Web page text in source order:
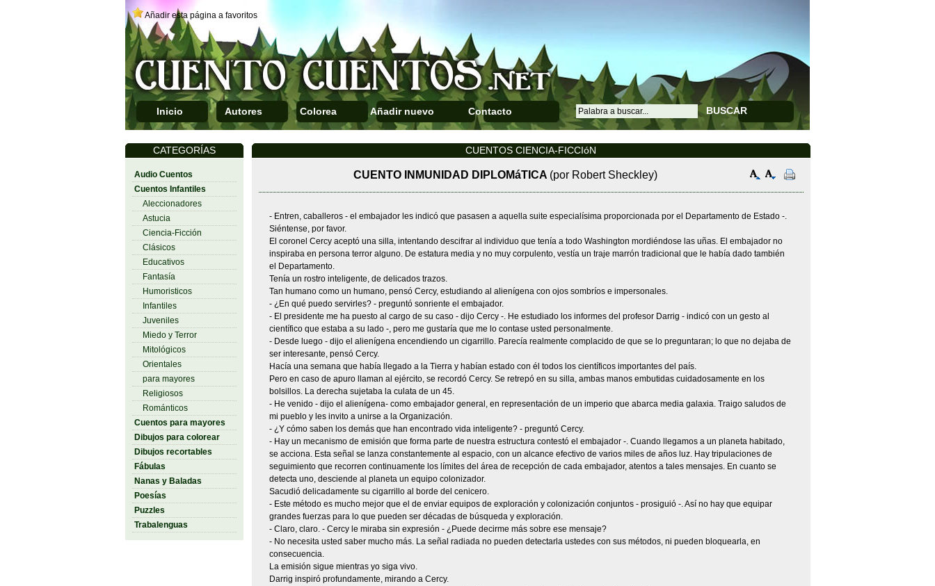
Añadir esta página a favoritos
Inicio Autores Colorea Añadir nuevo Contacto BUSCAR
CATEGORÍAS
Audio Cuentos
Cuentos Infantiles
Aleccionadores
Astucia
Ciencia-Ficción
Clásicos
Educativos
Fantasía
Humoristicos
Infantiles
Juveniles
Miedo y Terror
Mitológicos
Orientales
para mayores
Religiosos
Románticos
Cuentos para mayores
Dibujos para colorear
Dibujos recortables
Fábulas
Nanas y Baladas
Poesías
Puzzles
Trabalenguas
CUENTOS CIENCIA-FICCIóN
CUENTO INMUNIDAD DIPLOMáTICA (por Robert Sheckley)
- Entren, caballeros - el embajador les indicó que pasasen a aquella suite especialísima proporcionada por el Departamento de Estado -.
Siéntense, por favor.
El coronel Cercy aceptó una silla, intentando descifrar al individuo que tenía a todo Washington mordiéndose las uñas. El embajador no
inspiraba en persona terror alguno. De estatura media y no muy corpulento, vestía un traje marrón tradicional que le había dado también
el Departamento.
Tenía un rostro inteligente, de delicados trazos.
Tan humano como un humano, pensó Cercy, estudiando al alienígena con ojos sombríos e impersonales.
- ¿En qué puedo servirles? - preguntó sonriente el embajador.
- El presidente me ha puesto al cargo de su caso - dijo Cercy -. He estudiado los informes del profesor Darrig - indicó con un gesto al
científico que estaba a su lado -, pero me gustaría que me lo contase usted personalmente.
- Desde luego - dijo el alienígena encendiendo un cigarrillo. Parecía realmente complacido de que se lo preguntaran; lo que no dejaba de
ser interesante, pensó Cercy.
Hacía una semana que había llegado a la Tierra y habían estado con él todos los científicos importantes del país.
Pero en caso de apuro llaman al ejército, se recordó Cercy. Se retrepó en su silla, ambas manos embutidas cuidadosamente en los
bolsillos. La derecha sujetaba la culata de un 45.
- He venido - dijo el alienígena- como embajador general, en representación de un imperio que abarca media galaxia. Traigo saludos de
mi pueblo y les invito a unirse a la Organización.
- ¿Y cómo saben los demás que han encontrado vida inteligente? - preguntó Cercy.
- Hay un mecanismo de emisión que forma parte de nuestra estructura contestó el embajador -. Cuando llegamos a un planeta habitado,
se acciona. Esta señal se lanza constantemente al espacio, con un alcance efectivo de varios miles de años luz. Hay tripulaciones de
seguimiento que recorren continuamente los límites del área de recepción de cada embajador, atentos a tales mensajes. En cuanto se
detecta uno, desciende al planeta un equipo colonizador.
Sacudió delicadamente su cigarrillo al borde del cenicero.
- Este método es mucho mejor que el de enviar equipos de exploración y colonización conjuntos - prosiguió -. Así no hay que equipar
grandes fuerzas para lo que pueden ser décadas de búsqueda y exploración.
- Claro, claro. - Cercy le miraba sin expresión - ¿Puede decirme más sobre ese mensaje?
- No necesita usted saber mucho más. La señal radiada no pueden detectarla ustedes con sus métodos, ni pueden bloquearla, en
consecuencia.
La emisión sigue mientras yo siga vivo.
Darrig inspiró profundamente, mirando a Cercy.